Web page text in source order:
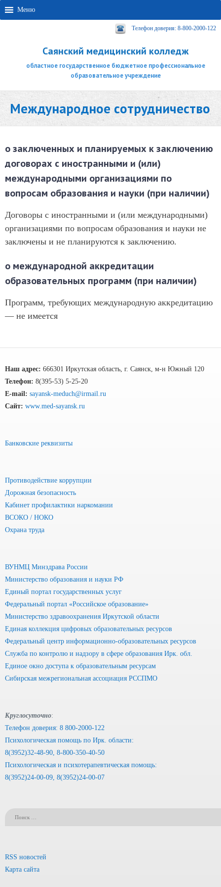
Меню
Телефон доверия: 8-800-2000-122
Саянский медицинский колледж
областное государственное бюджетное профессиональное
образовательное учреждение
Международное сотрудничество
о заключенных и планируемых к заключению
договорах с иностранными и (или)
международными организациями по
вопросам образования и науки (при наличии)
Договоры с иностранными и (или международными)
организациями по вопросам образования и науки не
заключены и не планируются к заключению.
о международной аккредитации
образовательных программ (при наличии)
Программ, требующих международную аккредитацию
— не имеется
Наш адрес: 666301 Иркутская область, г. Саянск, м-н Южный 120
Телефон: 8(395-53) 5-25-20
E-mail: sayansk-meduch@irmail.ru
Сайт: www.med-sayansk.ru
Банковские реквизиты
Противодействие коррупции
Дорожная безопасность
Кабинет профилактики наркомании
ВСОКО / НОКО
Охрана труда
ВУНМЦ Минздрава России
Министерство образования и науки РФ
Единый портал государственных услуг
Федеральный портал «Российское образование»
Министерство здравоохранения Иркутской области
Единая коллекция цифровых образовательных ресурсов
Федеральный центр информационно-образовательных ресурсов
Служба по контролю и надзору в сфере образования Ирк. обл.
Единое окно доступа к образовательным ресурсам
Сибирская межрегиональная ассоциация РССПМО
Круглосуточно:
Телефон доверия: 8 800-2000-122
Психологическая помощь по Ирк. области:
8(3952)32-48-90, 8-800-350-40-50
Психологическая и психотерапевтическая помощь:
8(3952)24-00-09, 8(3952)24-00-07
RSS новостей
Карта сайта